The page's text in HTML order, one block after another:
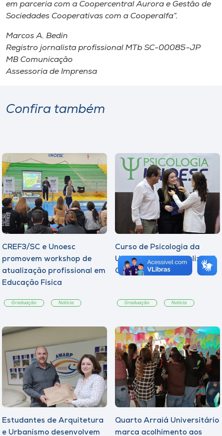
em parceria com a Coopercentral Aurora e Gestão de
Sociedades Cooperativas com a Cooperalfa”.
Marcos A. Bedin
Registro jornalista profissional MTb SC-00085-JP
MB Comunicação
Assessoria de Imprensa
Confira também
CREF3/SC e Unoesc
promovem workshop de
atualização profissional em
Educação Física
Graduação Notícia
Curso de Psicologia da
Unoesc Joaçaba realiza 2ª
Cerimônia do Botton
Graduação Notícia
Estudantes de Arquitetura
e Urbanismo desenvolvem
Quarto Arraiá Universitário
marca acolhimento aos